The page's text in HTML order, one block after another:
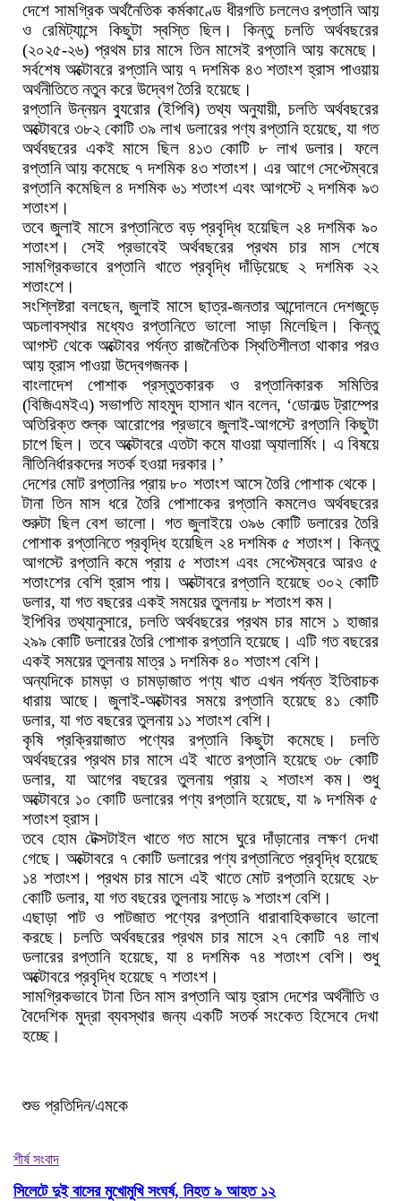
দেশে সামগ্রিক অর্থনৈতিক কর্মকাণ্ডে ধীরগতি চললেও রপ্তানি আয়
ও রেমিট্যান্সে কিছুটা স্বস্তি ছিল। কিন্তু চলতি অর্থবছরের
(২০২৫-২৬) প্রথম চার মাসে তিন মাসেই রপ্তানি আয় কমেছে।
সর্বশেষ অক্টোবরে রপ্তানি আয় ৭ দশমিক ৪৩ শতাংশ হ্রাস পাওয়ায়
অর্থনীতিতে নতুন করে উদ্বেগ তৈরি হয়েছে।
রপ্তানি উন্নয়ন ব্যুরোর (ইপিবি) তথ্য অনুযায়ী, চলতি অর্থবছরের
অক্টোবরে ৩৮২ কোটি ৩৯ লাখ ডলারের পণ্য রপ্তানি হয়েছে, যা গত
অর্থবছরের একই মাসে ছিল ৪১৩ কোটি ৮ লাখ ডলার। ফলে
রপ্তানি আয় কমেছে ৭ দশমিক ৪৩ শতাংশ। এর আগে সেপ্টেম্বরে
রপ্তানি কমেছিল ৪ দশমিক ৬১ শতাংশ এবং আগস্টে ২ দশমিক ৯৩
শতাংশ।
তবে জুলাই মাসে রপ্তানিতে বড় প্রবৃদ্ধি হয়েছিল ২৪ দশমিক ৯০
শতাংশ। সেই প্রভাবেই অর্থবছরের প্রথম চার মাস শেষে
সামগ্রিকভাবে রপ্তানি খাতে প্রবৃদ্ধি দাঁড়িয়েছে ২ দশমিক ২২
শতাংশে।
সংশ্লিষ্টরা বলছেন, জুলাই মাসে ছাত্র-জনতার আন্দোলনে দেশজুড়ে
অচলাবস্থার মধ্যেও রপ্তানিতে ভালো সাড়া মিলেছিল। কিন্তু
আগস্ট থেকে অক্টোবর পর্যন্ত রাজনৈতিক স্থিতিশীলতা থাকার পরও
আয় হ্রাস পাওয়া উদ্বেগজনক।
বাংলাদেশ পোশাক প্রস্তুতকারক ও রপ্তানিকারক সমিতির
(বিজিএমইএ) সভাপতি মাহমুদ হাসান খান বলেন, ‘ডোনাল্ড ট্রাম্পের
অতিরিক্ত শুল্ক আরোপের প্রভাবে জুলাই-আগস্টে রপ্তানি কিছুটা
চাপে ছিল। তবে অক্টোবরে এতটা কমে যাওয়া অ্যালার্মিং। এ বিষয়ে
নীতিনির্ধারকদের সতর্ক হওয়া দরকার।’
দেশের মোট রপ্তানির প্রায় ৮০ শতাংশ আসে তৈরি পোশাক থেকে।
টানা তিন মাস ধরে তৈরি পোশাকের রপ্তানি কমলেও অর্থবছরের
শুরুটা ছিল বেশ ভালো। গত জুলাইয়ে ৩৯৬ কোটি ডলারের তৈরি
পোশাক রপ্তানিতে প্রবৃদ্ধি হয়েছিল ২৪ দশমিক ৫ শতাংশ। কিন্তু
আগস্টে রপ্তানি কমে প্রায় ৫ শতাংশ এবং সেপ্টেম্বরে আরও ৫
শতাংশের বেশি হ্রাস পায়। অক্টোবরে রপ্তানি হয়েছে ৩০২ কোটি
ডলার, যা গত বছরের একই সময়ের তুলনায় ৮ শতাংশ কম।
ইপিবির তথ্যানুসারে, চলতি অর্থবছরের প্রথম চার মাসে ১ হাজার
২৯৯ কোটি ডলারের তৈরি পোশাক রপ্তানি হয়েছে। এটি গত বছরের
একই সময়ের তুলনায় মাত্র ১ দশমিক ৪০ শতাংশ বেশি।
অন্যদিকে চামড়া ও চামড়াজাত পণ্য খাত এখন পর্যন্ত ইতিবাচক
ধারায় আছে। জুলাই-অক্টোবর সময়ে রপ্তানি হয়েছে ৪১ কোটি
ডলার, যা গত বছরের তুলনায় ১১ শতাংশ বেশি।
কৃষি প্রক্রিয়াজাত পণ্যের রপ্তানি কিছুটা কমেছে। চলতি
অর্থবছরের প্রথম চার মাসে এই খাতে রপ্তানি হয়েছে ৩৮ কোটি
ডলার, যা আগের বছরের তুলনায় প্রায় ২ শতাংশ কম। শুধু
অক্টোবরে ১০ কোটি ডলারের পণ্য রপ্তানি হয়েছে, যা ৯ দশমিক ৫
শতাংশ হ্রাস।
তবে হোম টেক্সটাইল খাতে গত মাসে ঘুরে দাঁড়ানোর লক্ষণ দেখা
গেছে। অক্টোবরে ৭ কোটি ডলারের পণ্য রপ্তানিতে প্রবৃদ্ধি হয়েছে
১৪ শতাংশ। প্রথম চার মাসে এই খাতে মোট রপ্তানি হয়েছে ২৮
কোটি ডলার, যা গত বছরের তুলনায় সাড়ে ৯ শতাংশ বেশি।
এছাড়া পাট ও পাটজাত পণ্যের রপ্তানি ধারাবাহিকভাবে ভালো
করছে। চলতি অর্থবছরের প্রথম চার মাসে ২৭ কোটি ৭৪ লাখ
ডলারের রপ্তানি হয়েছে, যা ৪ দশমিক ৭৪ শতাংশ বেশি। শুধু
অক্টোবরে প্রবৃদ্ধি হয়েছে ৭ শতাংশ।
সামগ্রিকভাবে টানা তিন মাস রপ্তানি আয় হ্রাস দেশের অর্থনীতি ও
বৈদেশিক মুদ্রা ব্যবস্থার জন্য একটি সতর্ক সংকেত হিসেবে দেখা
হচ্ছে।
শুভ প্রতিদিন/এমকে
শীর্ষ সংবাদ
সিলেটে দুই বাসের মুখোমুখি সংঘর্ষ, নিহত ৯ আহত ১২